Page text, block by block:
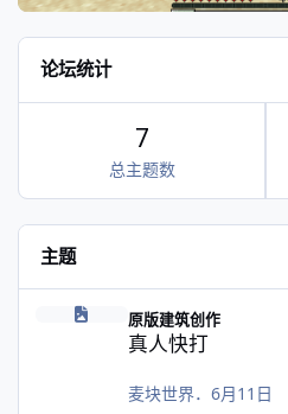
论坛统计
总主题数
7
主题
真人快打
原版建筑创作
真人快打
麦块世界． 6月11日